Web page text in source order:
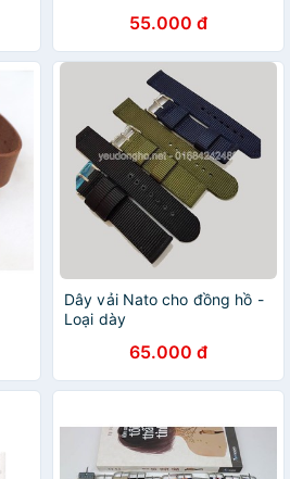
55.000 đ
Dây vải Nato cho đồng hồ -
Loại dày
65.000 đ